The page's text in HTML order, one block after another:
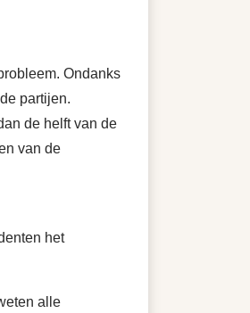
Ondanks
partijen.
de helft van de
van de
het
alle